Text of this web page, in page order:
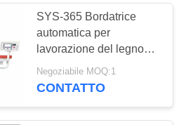
SYS-365 Bordatrice
automatica per
lavorazione del legno
per pannelli truciolari
Negoziabile MOQ:1
CONTATTO